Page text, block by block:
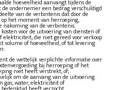
hoeveelheid aanvangt tijdens de
ondernemer een bedrag verschuldigd
van de verbintenis dat door de
het moment van herroeping,
nakoming van de verbintenis.
voor de uitvoering van diensten of
elektriciteit, die niet gereed voor verkoop
volume of hoeveelheid, of tot levering
de wettelijk verplichte informatie over
bij herroeping of het
niet heeft verstrekt, of;
om de aanvang van de uitvoering
gas, water, elektriciteit of